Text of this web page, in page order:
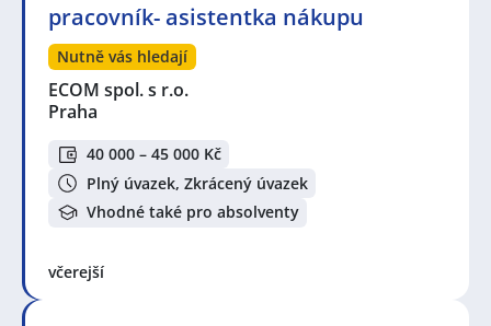
pracovník- asistentka nákupu
Nutně vás hledají
ECOM spol. s r.o.
Praha
40 000 – 45 000 Kč
Plný úvazek, Zkrácený úvazek
Vhodné také pro absolventy
včerejší